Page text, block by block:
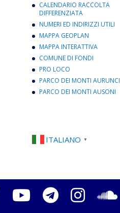
CALENDARIO RACCOLTA
DIFFERENZIATA
NUMERI ED INDIRIZZI UTILI
MAPPA GEOPLAN
MAPPA INTERATTIVA
COMUNE DI FONDI
PRO LOCO
PARCO DEI MONTI AURUNCI
PARCO DEI MONTI AUSONI
ITALIANO ▼